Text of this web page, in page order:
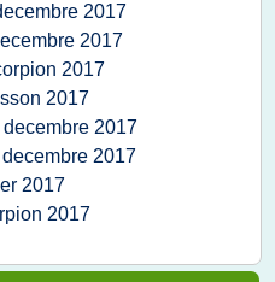
2017
2017
2017
2017
2017
2017
2017
2017